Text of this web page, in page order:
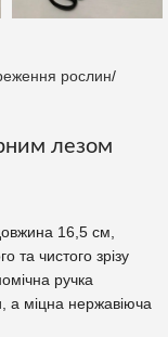
рослин
лезом
16,5 см,
та чистого зрізу
ручка
а міцна нержавіюча